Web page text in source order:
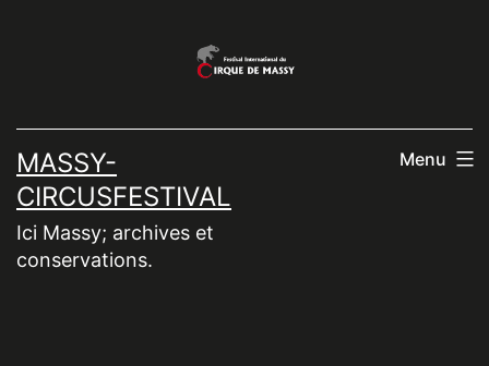
MASSY-
CIRCUSFESTIVAL
Ici Massy; archives et
conservations.
Menu